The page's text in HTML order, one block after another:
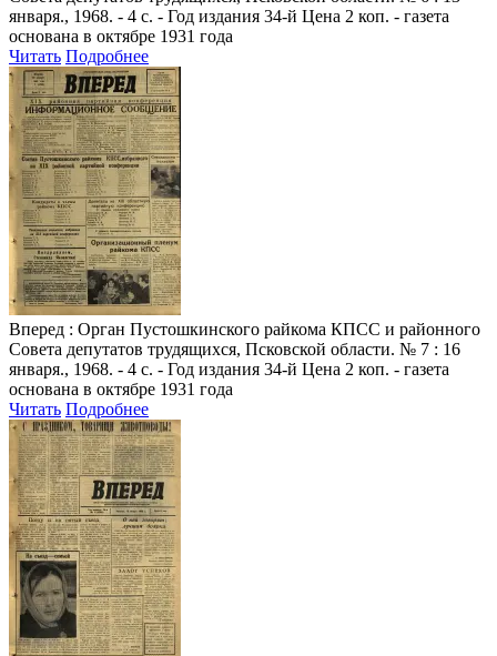
января., 1968. - 4 с. - Год издания 34-й Цена 2 коп. - газета
основана в октябре 1931 года
Читать Подробнее
Вперед : Орган Пустошкинского райкома КПСС и районного
Совета депутатов трудящихся, Псковской области. № 7 : 16
января., 1968. - 4 с. - Год издания 34-й Цена 2 коп. - газета
основана в октябре 1931 года
Читать Подробнее